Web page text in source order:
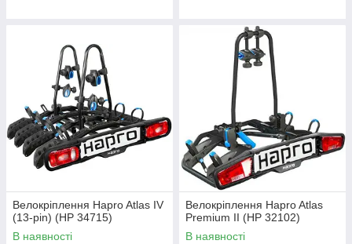
Велокріплення Hapro Atlas IV
(13-pin) (HP 34715)
В наявності
Велокріплення Hapro Atlas
Premium II (HP 32102)
В наявності